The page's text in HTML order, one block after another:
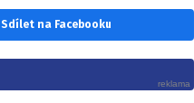
Sdílet na Facebooku